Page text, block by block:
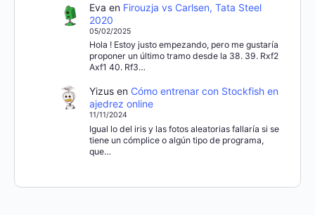
Eva en Firouzja vs Carlsen, Tata Steel
2020
05/02/2025
Hola ! Estoy justo empezando, pero me gustaría
proponer un último tramo desde la 38. 39. Rxf2
Axf1 40. Rf3…
Yizusen Cómo entrenar con Stockfish en
ajedrez online
11/11/2024
Igual lo del iris y las fotos aleatorias fallaría si se
tiene un cómplice o algún tipo de programa,
que…